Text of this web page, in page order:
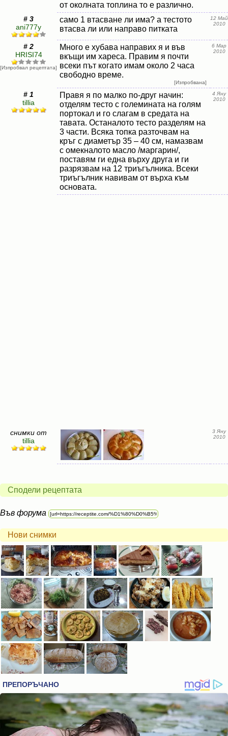
от околната топлина то е различно.
# 3
ani777y
само 1 втасване ли има? а тестото
втасва ли или направо питката
12 Май
2010
# 2
HRISI74
[Изпробвал рецептата]
Много е хубава направих я и във
вкъщи им хареса. Правим я почти
всеки път когато имам около 2 часа
свободно време.
[Изпробвана]
6 Мар
2010
# 1
tillia
Правя я по малко по-друг начин:
отделям тесто с големината на голям
портокал и го слагам в средата на
тавата. Останалото тесто разделям на
3 части. Всяка топка разточвам на
кръг с диаметър 35 – 40 см, намазвам
с омекналото масло /маргарин/,
поставям ги една върху друга и ги
разрязвам на 12 триъгълника. Всеки
триъгълник навивам от върха към
основата.
4 Яну
2010
снимки от
tillia
3 Яну
2010
Сподели рецептата
Във форума
Нови снимки